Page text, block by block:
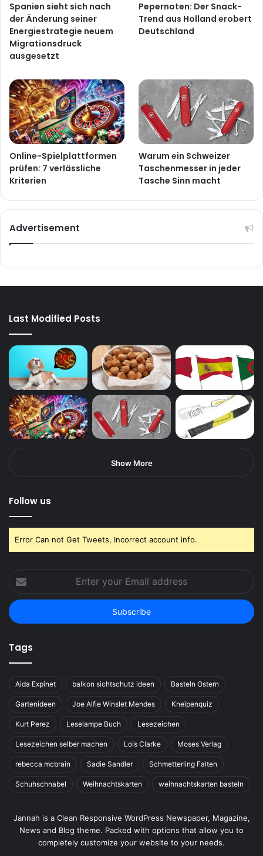
Spanien sieht sich nach
der Änderung seiner
Energiestrategie neuem
Migrationsdruck
ausgesetzt
Pepernoten: Der Snack-
Trend aus Holland erobert
Deutschland
Online-Spielplattformen
prüfen: 7 verlässliche
Kriterien
Warum ein Schweizer
Taschenmesser in jeder
Tasche Sinn macht
Advertisement
Last Modified Posts
Show More
Follow us
Error Can not Get Tweets, Incorrect account info.
Enter
your
Email
address
Tags
Aida Expinet balkon sichtschutz ideen Basteln Ostern
Gartenideen Joe Alfie Winslet Mendes Kneipenquiz
Kurt Perez Leselampe Buch Lesezeichen
Lesezeichen selber machen Lois Clarke Moses Verlag
rebecca mcbrain Sadie Sandler Schmetterling Falten
Schuhschnabel Weihnachtskarten weihnachtskarten basteln
Jannah is a Clean Responsive WordPress Newspaper, Magazine,
News and Blog theme. Packed with options that allow you to
completely customize your website to your needs.